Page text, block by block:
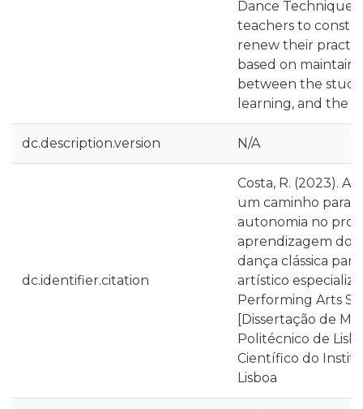
Dance Technique.
teachers to
renew their
based on
between the
learning, and the
dc.description.version N/A
dc.identifier.citation
Costa, R. (2023).
um caminho para
autonomia no
aprendizagem do
dança clássica para
artístico
Performing Arts
[Dissertação de
Politécnico de
Científico do
Lisboa